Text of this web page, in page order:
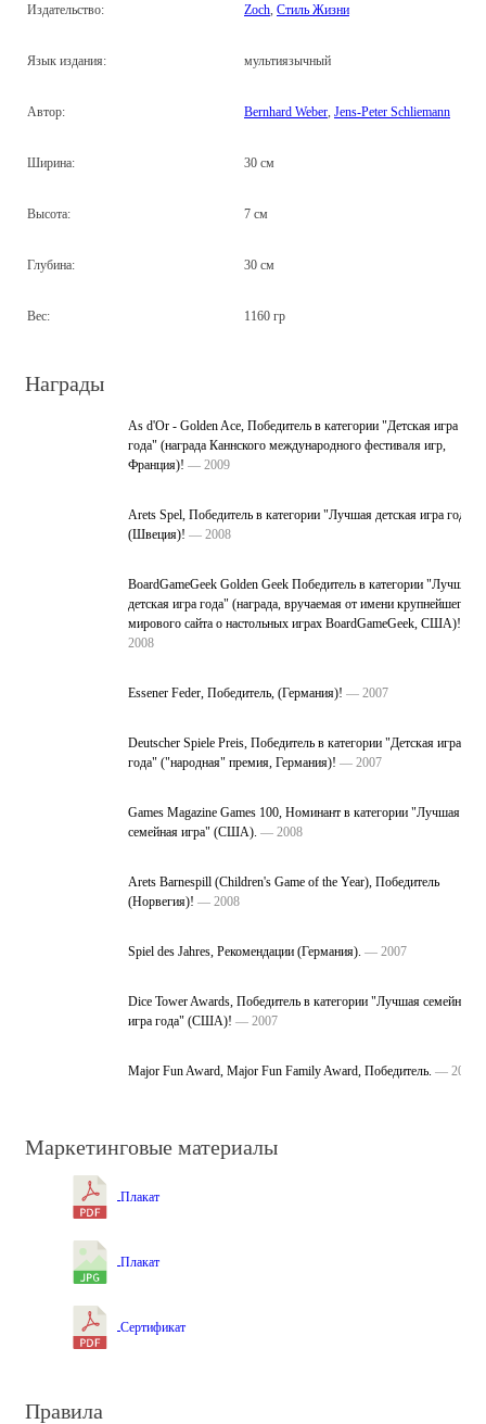
Издательство: Zoch Стиль Жизни
Язык издания: мультиязычный
Автор: Bernhard Weber Jens-Peter Schliemann
Ширина: 30 см
Высота: 7 см
Глубина: 30 см
Вес: 1160 гр
Награды
As d'Or - Golden Ace, Победитель в категории "Детская игра
года" (награда Каннского международного фестиваля игр,
Франция)! — 2009
Arets Spel, Победитель в категории "Лучшая детская игра года"
(Швеция)! — 2008
BoardGameGeek Golden Geek Победитель в категории "Лучшая
детская игра года" (награда, вручаемая от имени крупнейшего
мирового сайта о настольных играх BoardGameGeek, США)!
2008
Essener Feder, Победитель, (Германия)! — 2007
Deutscher Spiele Preis, Победитель в категории "Детская игра
года" ("народная" премия, Германия)! — 2007
Games Magazine Games 100, Номинант в категории "Лучшая
семейная игра" (США). — 2008
Arets Barnespill (Children's Game of the Year), Победитель
(Норвегия)! — 2008
Spiel des Jahres, Рекомендации (Германия). — 2007
Dice Tower Awards, Победитель в категории "Лучшая семейная
игра года" (США)! — 2007
Major Fun Award, Major Fun Family Award, Победитель. — 2007
Маркетинговые материалы
Плакат
Плакат
Сертификат
Правила